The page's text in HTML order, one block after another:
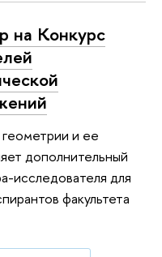
на Конкурс
и ее
дополнительный
исследователя для
факультета